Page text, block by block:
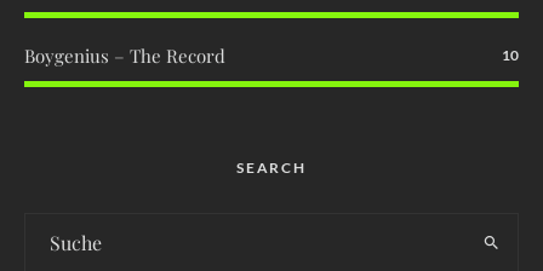
Boygenius – The Record 10
SEARCH